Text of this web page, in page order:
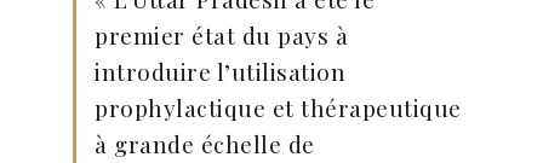
premier état du pays à
introduire l’utilisation
prophylactique et thérapeutique
à grande échelle de